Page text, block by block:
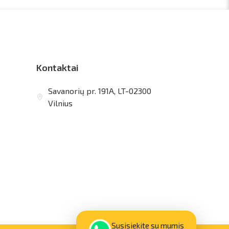
Susisiekite su mumis
Kontaktai
Savanorių pr. 191A, LT-02300
Vilnius